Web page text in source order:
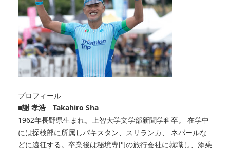
プロフィール
■謝 孝浩 Takahiro Sha
1962年長野県生まれ。上智大学文学部新聞学科卒。 在学中
には探検部に所属しパキスタン、スリランカ、 ネパールな
どに遠征する。卒業後は秘境専門の旅行会社に就職し、添乗